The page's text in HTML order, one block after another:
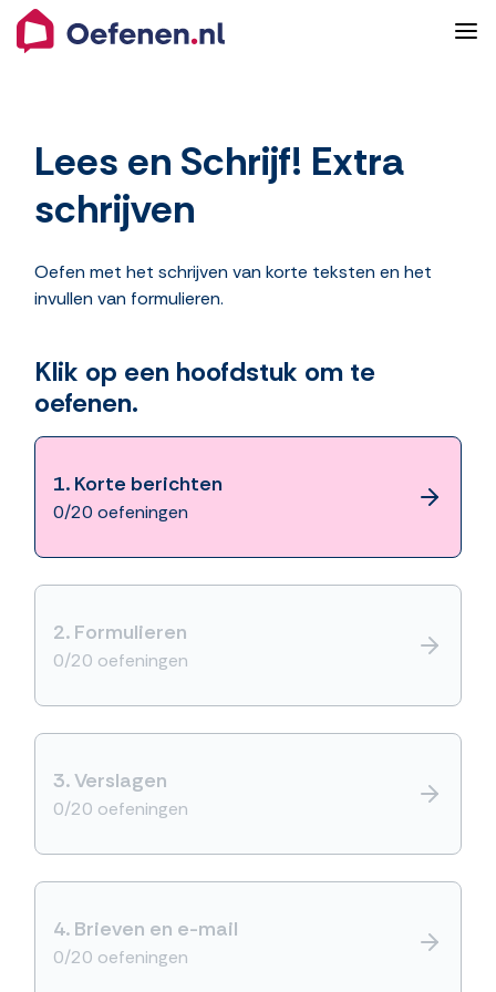
Lees en Schrijf! Extra
schrijven
Oefen met het schrijven van korte teksten en het
invullen van formulieren.
Klik op een hoofdstuk om te
oefenen.
1. Korte berichten
0/20 oefeningen
2. Formulieren
0/20 oefeningen
3.Verslagen
0/20 oefeningen
4. Brieven en e-mail
0/20 oefeningen